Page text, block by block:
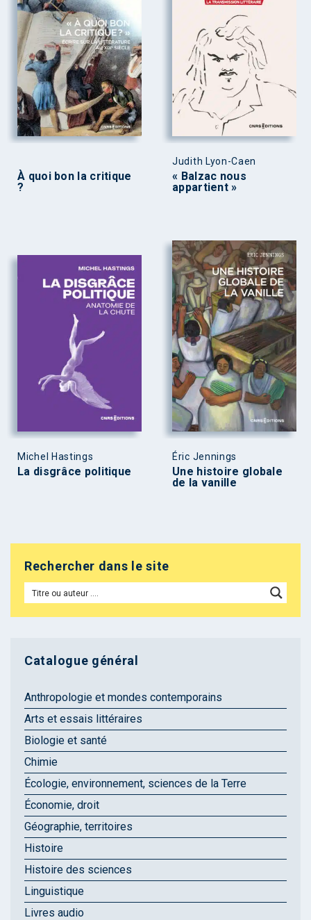
À quoi bon la critique
?
Judith Lyon-Caen
« Balzac nous
appartient »
Michel Hastings
La disgrâce politique
Éric Jennings
Une histoire globale
de la vanille
Rechercher dans le site
Catalogue général
Anthropologie et mondes contemporains
Arts et essais littéraires
Biologie et santé
Chimie
Écologie, environnement, sciences de la Terre
Économie, droit
Géographie, territoires
Histoire
Histoire des sciences
Linguistique
Livres audio